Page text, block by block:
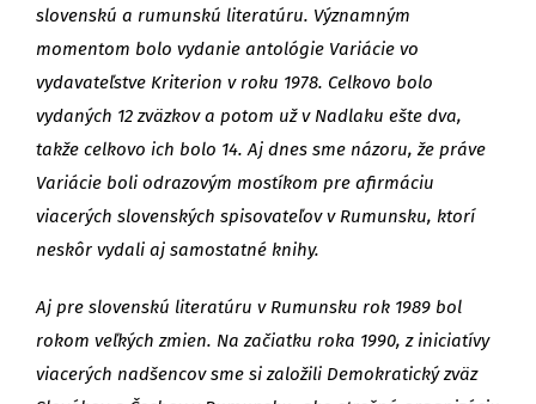
slovenskú a rumunskú literatúru. Významným
momentom bolo vydanie antológie Variácie vo
vydavateľstve Kriterion v roku 1978. Celkovo bolo
vydaných 12 zväzkov a potom už v Nadlaku ešte dva,
takže celkovo ich bolo 14. Aj dnes sme názoru, že práve
Variácie boli odrazovým mostíkom pre afirmáciu
viacerých slovenských spisovateľov v Rumunsku, ktorí
neskôr vydali aj samostatné knihy.
Aj pre slovenskú literatúru v Rumunsku rok 1989 bol
rokom veľkých zmien. Na začiatku roka 1990, z iniciatívy
viacerých nadšencov sme si založili Demokratický zväz